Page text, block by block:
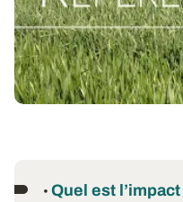
• Quel est